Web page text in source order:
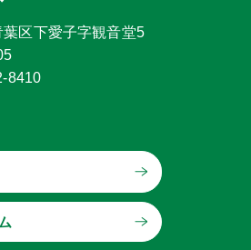
区下愛子字観音堂5
8410